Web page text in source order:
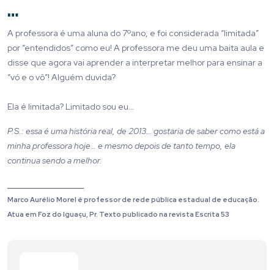
…
A professora é uma aluna do 7ºano, e foi considerada “limitada”
por “entendidos” como eu! A professora me deu uma baita aula e
disse que agora vai aprender a interpretar melhor para ensinar a
“vó e o vô”! Alguém duvida?
Ela é limitada? Limitado sou eu…
P.S.: essa é uma história real, de 2013… gostaria de saber como está a
minha professora hoje… e mesmo depois de tanto tempo, ela
continua sendo a melhor.
Marco Aurélio Morel é professor de rede pública estadual de educação.
Atua em Foz do Iguaçu, Pr. Texto publicado na revista Escrita 53